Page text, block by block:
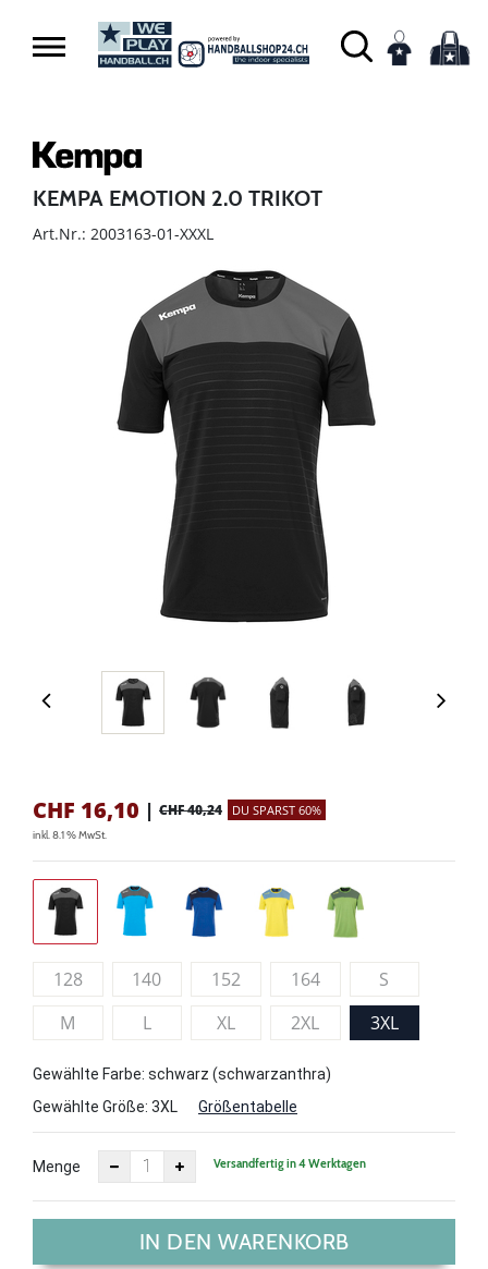
KEMPA EMOTION 2.0 TRIKOT
Art.Nr.: 2003163-01-XXXL
CHF 16,10 | CHF 40,24 DU SPARST 60%
inkl. 8.1 % MwSt.
128 140 152 164
S
M
L XL 2XL 3XL
Gewählte Farbe: schwarz (schwarzanthra)
Gewählte Größe: 3XL Größentabelle
Menge Versandfertig in 4 Werktagen
IN DEN WARENKORB